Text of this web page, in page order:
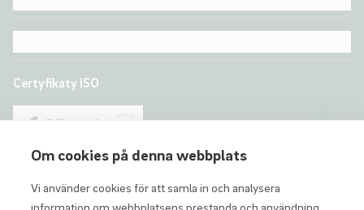
Om cookies på denna webbplats
Vi använder cookies för att samla in och analysera
information om webbplatsens prestanda och användning,
Certyfikaty ISO